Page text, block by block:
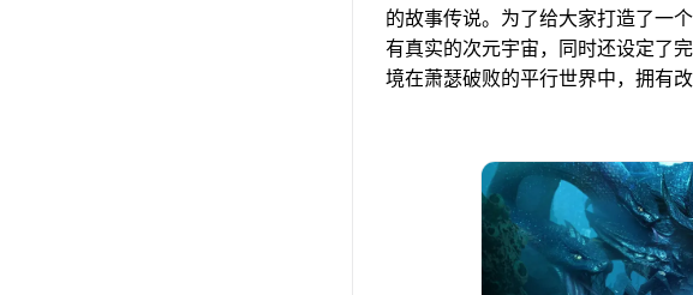
的故事传说。为了给大家打造了一
有真实的次元宇宙，同时还设定了
境在萧瑟破败的平行世界中，拥有